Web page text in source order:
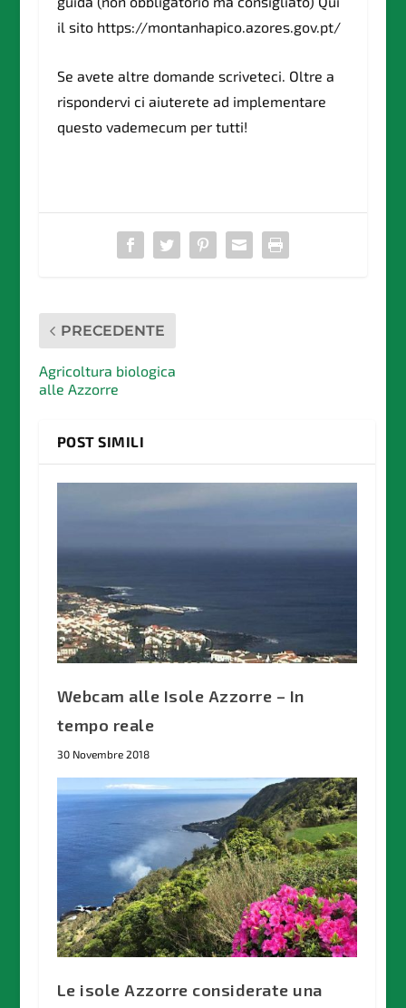
il sito https://montanhapico.azores.gov.pt/
Se avete altre domande scriveteci. Oltre a
rispondervi ci aiuterete ad implementare
questo vademecum per tutti!
PRECEDENTE
Agricoltura biologica
alle Azzorre
POST SIMILI
Webcam alle Isole Azzorre – In
tempo reale
30 Novembre 2018
Le isole Azzorre considerate una